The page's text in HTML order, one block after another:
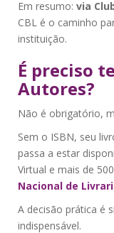
Em resumo: via
CBL é o caminho
instituição.
É preciso
Autores?
Não é obrigatório,
Sem o ISBN, seu
passa a estar
Virtual e mais de
Nacional de
A decisão prática é
indispensável.